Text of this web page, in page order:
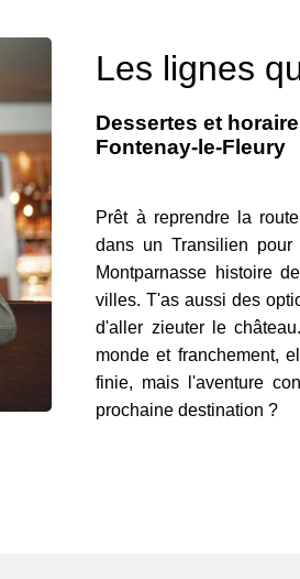
Les lignes
Dessertes et
Fontenay-le-Fleury
Prêt à reprendre la
dans un Transilien pour
Montparnasse histoire
villes. T'as aussi des
d'aller zieuter le
monde et franchement,
finie, mais l'aventure
prochaine destination ?